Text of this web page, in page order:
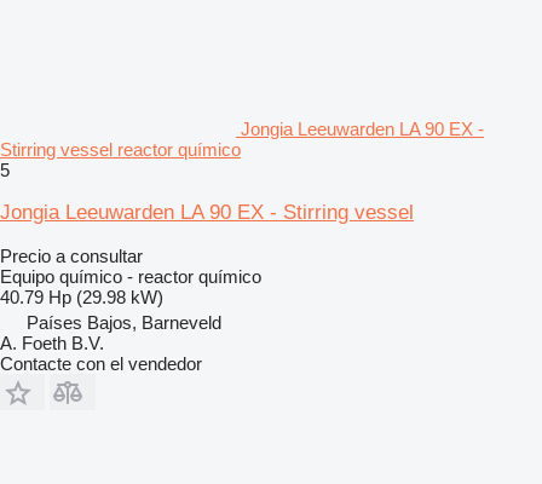
Jongia Leeuwarden LA 90 EX -
Stirring vessel reactor químico
5
Jongia Leeuwarden LA 90 EX - Stirring vessel
Precio a consultar
Equipo químico - reactor químico
40.79 Hp (29.98 kW)
Países Bajos, Barneveld
A. Foeth B.V.
Contacte con el vendedor